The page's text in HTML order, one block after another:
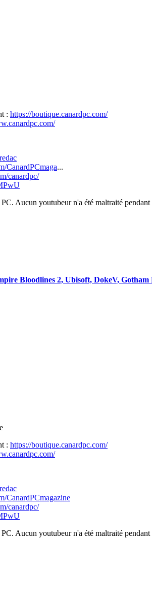
: https://boutique.canardpc.com/
CanardPCmaga...
canardpc/
Aucun youtubeur n'a été maltraité pendant
Bloodlines 2, Ubisoft, DokeV,
: https://boutique.canardpc.com/
CanardPCmagazine
canardpc/
Aucun youtubeur n'a été maltraité pendant